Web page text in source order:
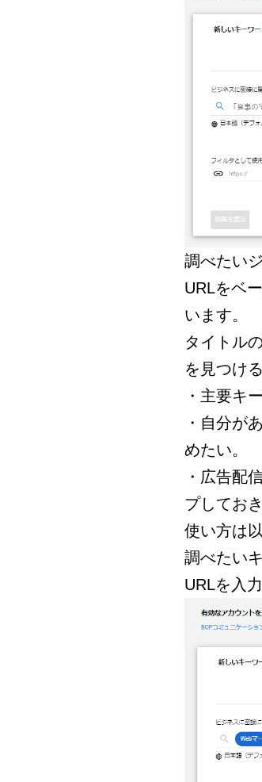
調べたい
URLをベ
います。
タイトル
を見つけ
・主要キ
・自分が
めたい。
・広告配
プしてお
使い方は
調べたい
URLを入